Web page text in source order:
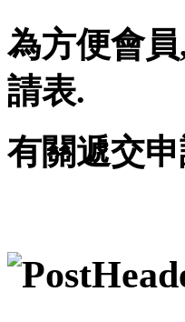
為方便會
請表.
有關遞交